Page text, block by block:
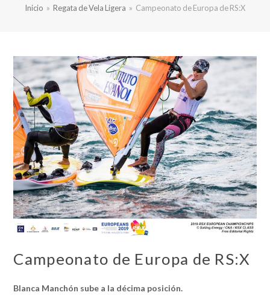
Inicio » Regata de Vela Ligera » Campeonato de Europa de RS:X
Campeonato de Europa de RS:X
Blanca Manchón sube a la décima posición.